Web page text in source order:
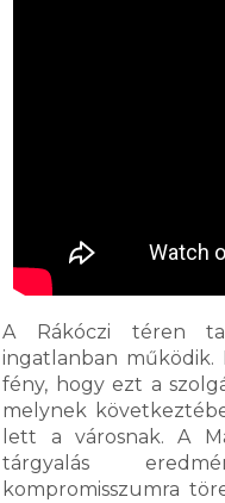
A Rákóczi téren
ingatlanban működik.
fény, hogy ezt a
melynek
lett a városnak. A
tárgyalás
kompromisszumra